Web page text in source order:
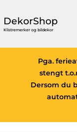
DekorShop
Klistremerker og bildekor
Pga.
stengt
Dersom du